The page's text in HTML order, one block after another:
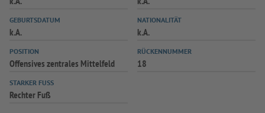
SPIELPLUS
GEBURTSDATUM
k.A.
NATIONALITÄT
k.A.
POSITION
Offensives zentrales Mittelfeld
RÜCKENNUMMER
18
STARKER FUSS
Rechter Fuß